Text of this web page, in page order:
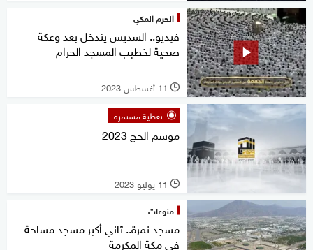
الحرم المكي
فيديو.. السديس يتدخل بعد وعكة
صحية لخطيب المسجد الحرام
l 11 أغسطس 2023
تغطية مستمرة
موسم الحج 2023
l 11 يوليو 2023
منوعات
مسجد نمرة.. ثاني أكبر مسجد مساحة
في مكة المكرمة